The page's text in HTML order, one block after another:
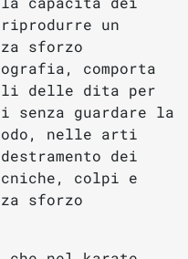
un
sforzo
comporta
delle dita per
guardare la
nelle arti
dei
colpi e
sforzo